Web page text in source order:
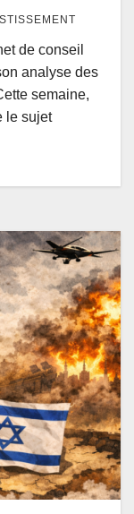
de conseil
analyse des
semaine,
le sujet